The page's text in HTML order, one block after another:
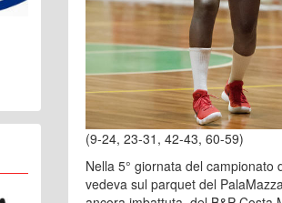
(9-24, 23-31, 42-43, 60-59)
Nella 5° giornata del
vedeva sul parquet del